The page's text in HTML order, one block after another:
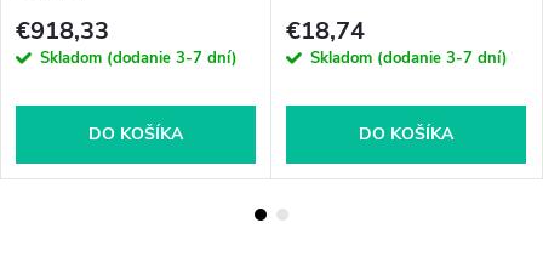
€918,33
Skladom (dodanie 3-7 dní)
DO KOŠÍKA
€18,74
Skladom (dodanie 3-7 dní)
DO KOŠÍKA